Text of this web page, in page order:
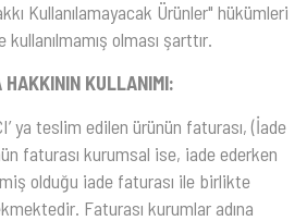
Kullanılamayacak Ürünler" hükümleri
olması şarttır.
HAKKININ KULLANIMI:
ya teslim edilen ürünün faturası, (İade
faturası kurumsal ise, iade ederken
olduğu iade faturası ile birlikte
Faturası kurumlar adına